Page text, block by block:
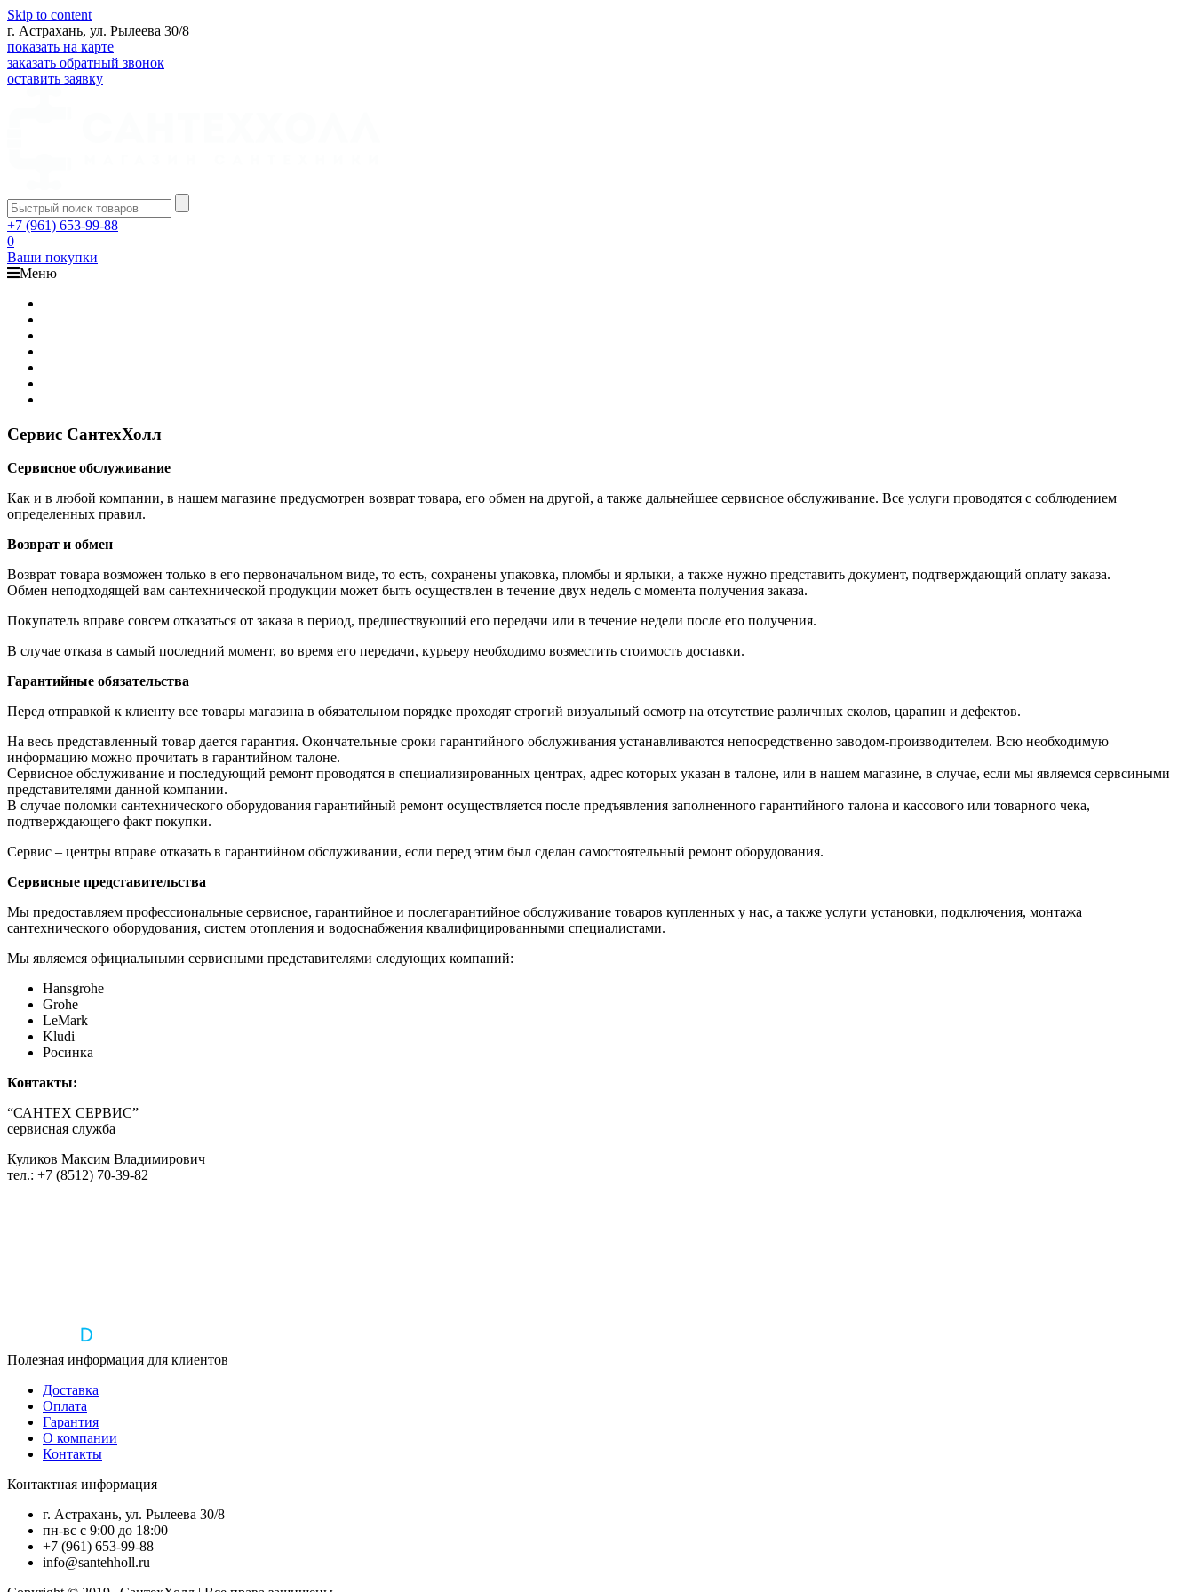
Skip to content
г. Астрахань, ул. Рылеева 30/8
показать на карте
заказать обратный звонок
оставить заявку
+7 (961) 653-99-88
0
Ваши покупки
Меню
Сервис СантехХолл
Сервисное обслуживание
Как и в любой компании, в нашем магазине предусмотрен возврат товара, его обмен на другой, а также дальнейшее сервисное обслуживание. Все услуги проводятся с соблюдением
определенных правил.
Возврат и обмен
Возврат товара возможен только в его первоначальном виде, то есть, сохранены упаковка, пломбы и ярлыки, а также нужно представить документ, подтверждающий оплату заказа.
Обмен неподходящей вам сантехнической продукции может быть осуществлен в течение двух недель с момента получения заказа.
Покупатель вправе совсем отказаться от заказа в период, предшествующий его передачи или в течение недели после его получения.
В случае отказа в самый последний момент, во время его передачи, курьеру необходимо возместить стоимость доставки.
Гарантийные обязательства
Перед отправкой к клиенту все товары магазина в обязательном порядке проходят строгий визуальный осмотр на отсутствие различных сколов, царапин и дефектов.
На весь представленный товар дается гарантия. Окончательные сроки гарантийного обслуживания устанавливаются непосредственно заводом-производителем. Всю необходимую
информацию можно прочитать в гарантийном талоне.
Сервисное обслуживание и последующий ремонт проводятся в специализированных центрах, адрес которых указан в талоне, или в нашем магазине, в случае, если мы являемся сервсиными
представителями данной компании.
В случае поломки сантехнического оборудования гарантийный ремонт осуществляется после предъявления заполненного гарантийного талона и кассового или товарного чека,
подтверждающего факт покупки.
Сервис – центры вправе отказать в гарантийном обслуживании, если перед этим был сделан самостоятельный ремонт оборудования.
Сервисные представительства
Мы предоставляем профессиональные сервисное, гарантийное и послегарантийное обслуживание товаров купленных у нас, а также услуги установки, подключения, монтажа
сантехнического оборудования, систем отопления и водоснабжения квалифицированными специалистами.
Мы являемся официальными сервисными представителями следующих компаний:
Hansgrohe
Grohe
LeMark
Kludi
Росинка
Контакты:
“САНТЕХ СЕРВИС”
сервисная служба
Куликов Максим Владимирович
тел.: +7 (8512) 70-39-82
Полезная информация для клиентов
Доставка
Оплата
Гарантия
О компании
Контакты
Контактная информация
г. Астрахань, ул. Рылеева 30/8
пн-вс с 9:00 до 18:00
+7 (961) 653-99-88
info@santehholl.ru